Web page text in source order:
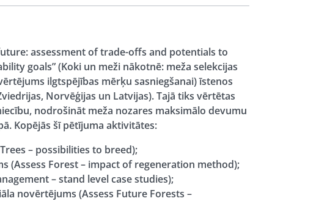
assessment of trade-offs and potentials to
goals” (Koki un meži nākotnē: meža selekcijas
ilgtspējības mērķu sasniegšanai) īstenos
Norvēģijas un Latvijas). Tajā tiks vērtētas
nodrošināt meža nozares maksimālo devumu
Kopējās šī pētījuma aktivitātes:
– possibilities to breed);
(Assess Forest – impact of regeneration method);
– stand level case studies);
novērtējums (Assess Future Forests –